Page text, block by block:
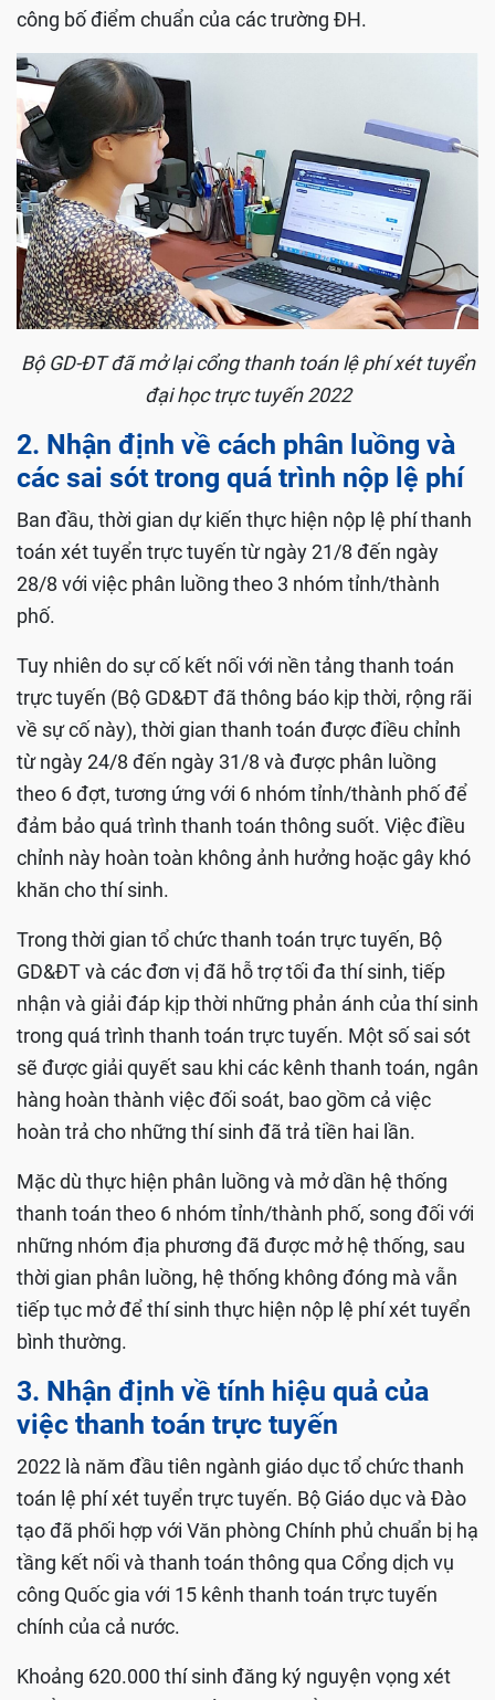
công bố điểm chuẩn của các trường ĐH.
Bộ GD-ĐT đã mở lại cổng thanh toán lệ phí xét tuyển
đại học trực tuyến 2022
2. Nhận định về cách phân luồng và
các sai sót trong quá trình nộp lệ phí
Ban đầu, thời gian dự kiến thực hiện nộp lệ phí thanh
toán xét tuyển trực tuyến từ ngày 21/8 đến ngày
28/8 với việc phân luồng theo 3 nhóm tỉnh/thành
phố.
Tuy nhiên do sự cố kết nối với nền tảng thanh toán
trực tuyến (Bộ GD&ĐT đã thông báo kịp thời, rộng rãi
về sự cố này), thời gian thanh toán được điều chỉnh
từ ngày 24/8 đến ngày 31/8 và được phân luồng
theo 6 đợt, tương ứng với 6 nhóm tỉnh/thành phố để
đảm bảo quá trình thanh toán thông suốt. Việc điều
chỉnh này hoàn toàn không ảnh hưởng hoặc gây khó
khăn cho thí sinh.
Trong thời gian tổ chức thanh toán trực tuyến, Bộ
GD&ĐT và các đơn vị đã hỗ trợ tối đa thí sinh, tiếp
nhận và giải đáp kịp thời những phản ánh của thí sinh
trong quá trình thanh toán trực tuyến. Một số sai sót
sẽ được giải quyết sau khi các kênh thanh toán, ngân
hàng hoàn thành việc đối soát, bao gồm cả việc
hoàn trả cho những thí sinh đã trả tiền hai lần.
Mặc dù thực hiện phân luồng và mở dần hệ thống
thanh toán theo 6 nhóm tỉnh/thành phố, song đối với
những nhóm địa phương đã được mở hệ thống, sau
thời gian phân luồng, hệ thống không đóng mà vẫn
tiếp tục mở để thí sinh thực hiện nộp lệ phí xét tuyển
bình thường.
3. Nhận định về tính hiệu quả của
việc thanh toán trực tuyến
2022 là năm đầu tiên ngành giáo dục tổ chức thanh
toán lệ phí xét tuyển trực tuyến. Bộ Giáo dục và Đào
tạo đã phối hợp với Văn phòng Chính phủ chuẩn bị hạ
tầng kết nối và thanh toán thông qua Cổng dịch vụ
công Quốc gia với 15 kênh thanh toán trực tuyến
chính của cả nước.
Khoảng 620.000 thí sinh đăng ký nguyện vọng xét